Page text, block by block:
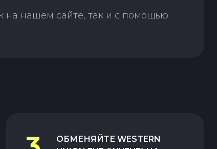
на нашем сайте, так и с помощью
ОБМЕНЯЙТЕWESTERN